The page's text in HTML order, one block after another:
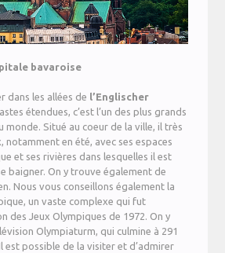
bavaroise
dans les allées de l’Englischer
étendues, c’est l’un des plus grands
monde. Situé au coeur de la ville, il très
notamment en été, avec ses espaces
et ses rivières dans lesquelles il est
baigner. On y trouve également de
Nous vous conseillons également la
un vaste complexe qui fut
des Jeux Olympiques de 1972. On y
Olympiaturm, qui culmine à 291
est possible de la visiter et d’admirer